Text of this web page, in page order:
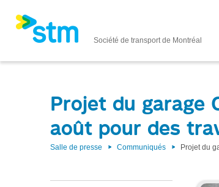
Société de transport de Montréal
Projet du garage
août pour des
Salle de presse Communiqués Projet du